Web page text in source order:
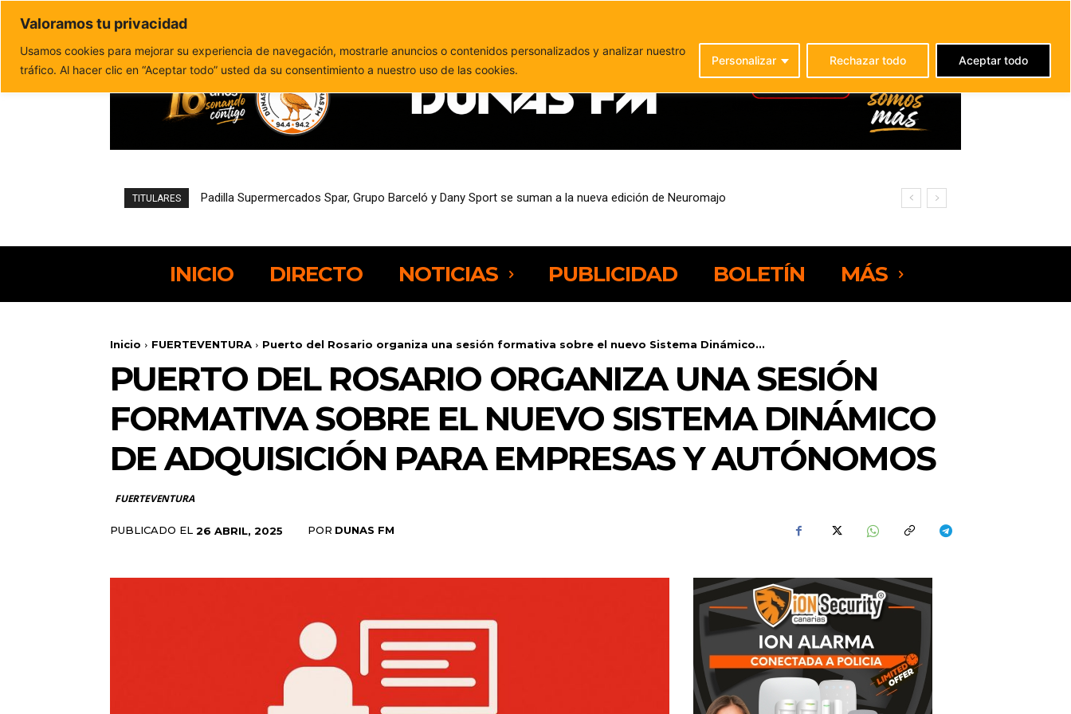
Valoramos tu privacidad
Usamos cookies para mejorar su experiencia de navegación, mostrarle anuncios o contenidos personalizados y analizar nuestro
tráfico. Al hacer clic en “Aceptar todo” usted da su consentimiento a nuestro uso de las cookies.
Personalizar Rechazar todo Aceptar todo
Política de privacidad
TITULARES Pájara reduce un 21,4% el desempleo entre las personas de 25 a 44 años
INICIO DIRECTO NOTICIAS PUBLICIDAD BOLETÍN MÁS
Inicio FUERTEVENTURA Puerto del Rosario organiza una sesión formativa sobre el nuevo Sistema Dinámico...
PUERTO DEL ROSARIO ORGANIZA UNA SESIÓN
FORMATIVA SOBRE EL NUEVO SISTEMA DINÁMICO
DE ADQUISICIÓN PARA EMPRESAS Y AUTÓNOMOS
FUERTEVENTURA
PUBLICADO EL 26 ABRIL, 2025 POR DUNAS FM